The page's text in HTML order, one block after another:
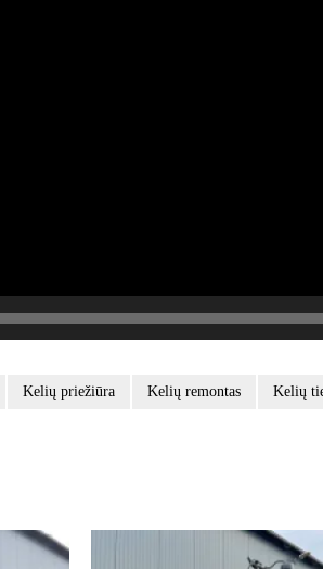
Kelių priežiūra Kelių remontas Kelių